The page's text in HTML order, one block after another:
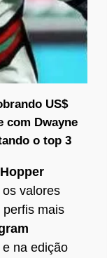
US$
com Dwayne
o top 3
Hopper
valores
mais
na edição